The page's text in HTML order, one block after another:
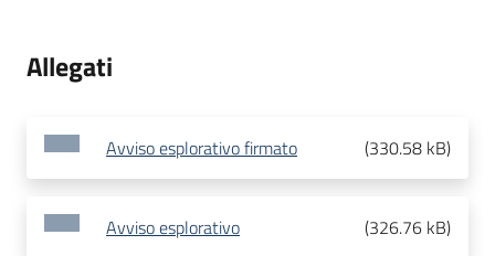
Allegati
Avviso esplorativo firmato (330.58 kB)
Avviso esplorativo (326.76 kB)